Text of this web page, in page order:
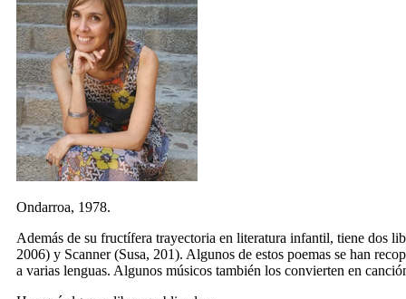
Ondarroa, 1978.
Además de su fructífera trayectoria en literatura infantil, tiene dos
2006) y Scanner(Susa, 201). Algunos de estos poemas se han
a varias lenguas. Algunos músicos también los convierten en